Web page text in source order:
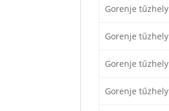
Gorenje tűzhely
Gorenje tűzhely
Gorenje tűzhely
Gorenje tűzhely